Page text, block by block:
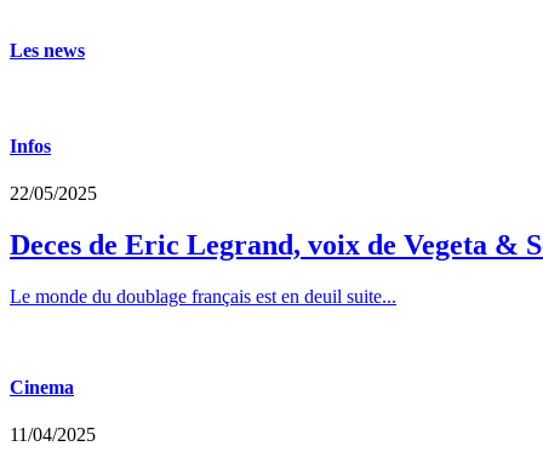
Les news
Infos
22/05/2025
Deces de Eric Legrand, voix de Vegeta &
Le monde du doublage français est en deuil suite...
Cinema
11/04/2025